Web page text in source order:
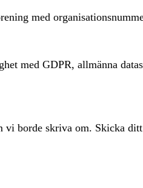
med
med GDPR, allmänna
vi borde skriva om. Skicka